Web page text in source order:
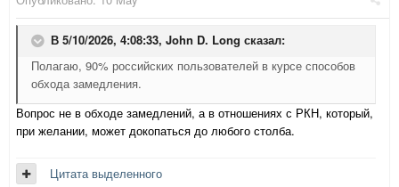
В 5/10/2026, 4:08:33, John D. Long сказал:
Полагаю, 90% российских пользователей в курсе способов
обхода замедления.
Вопрос не в обходе замедлений, а в отношениях с РКН, который,
при желании, может докопаться до любого столба.
Цитата выделенного